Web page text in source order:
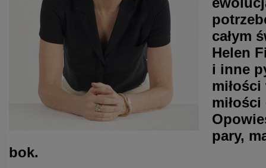
całym
Helen
i inne
pary,
bok.